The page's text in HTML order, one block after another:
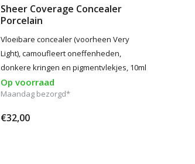
Sheer Coverage Concealer
Porcelain
Vloeibare concealer (voorheen Very
Light), camoufleert oneffenheden,
donkere kringen en pigmentvlekjes, 10ml
Op voorraad
Maandag bezorgd*
€32,00